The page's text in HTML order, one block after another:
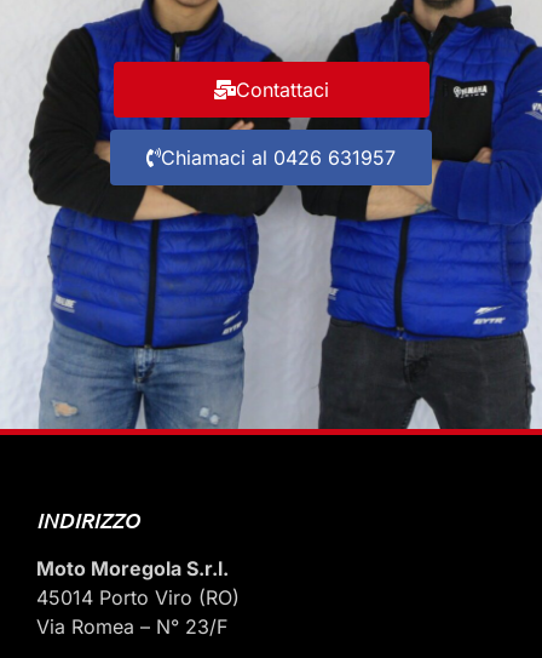
Contattaci
Chiamaci al 0426 631957
INDIRIZZO
Moto Moregola S.r.l.
45014 Porto Viro (RO)
Via Romea – N° 23/F